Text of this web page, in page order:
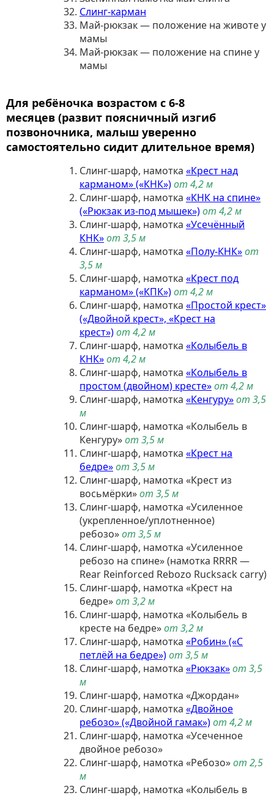
Слинг-карман
Май-рюкзак — положение на животе у
мамы
Май-рюкзак — положение на спине у
мамы
Для ребёночка возрастом с 6-8
месяцев (развит поясничный изгиб
позвоночника, малыш уверенно
самостоятельно сидит длительное время)
Слинг-шарф, намотка «Крест над
карманом» («КНК»)от 4,2 м
Слинг-шарф, намотка «КНК на спине»
(«Рюкзак из-под мышек»)от 4,2 м
Слинг-шарф, намотка «Усечённый
КНК»от 3,5 м
Слинг-шарф, намотка «Полу-КНК»от
3,5 м
Слинг-шарф, намотка «Крест под
карманом» («КПК»)от 4,2 м
Слинг-шарф, намотка «Простой крест»
(«Двойной крест», «Крест на
крест»)от 4,2 м
Слинг-шарф, намотка «Колыбель в
КНК»от 4,2 м
Слинг-шарф, намотка «Колыбель в
простом (двойном) кресте»от 4,2 м
Слинг-шарф, намотка «Кенгуру»от 3,5
м
Слинг-шарф, намотка «Колыбель в
Кенгуру»от 3,5 м
Слинг-шарф, намотка «Крест на
бедре»от 3,5 м
Слинг-шарф, намотка «Крест из
восьмёрки»от 3,5 м
Слинг-шарф, намотка «Усиленное
(укрепленное/уплотненное)
ребозо»от 3,5 м
Слинг-шарф, намотка «Усиленное
ребозо на спине» (намотка RRRR —
Rear Reinforced Rebozo Rucksack carry)
Слинг-шарф, намотка «Крест на
бедре»от 3,2 м
Слинг-шарф, намотка «Колыбель в
кресте на бедре»от 3,2 м
Слинг-шарф, намотка «Робин» («С
петлёй на бедре»)от 3,5 м
Слинг-шарф, намотка «Рюкзак»от 3,5
м
Слинг-шарф, намотка «Джордан»
Слинг-шарф, намотка «Двойное
ребозо» («Двойной гамак»)от 4,2 м
Слинг-шарф, намотка «Усеченное
двойное ребозо»
Слинг-шарф, намотка «Ребозо»от 2,5
м
Слинг-шарф, намотка «Колыбель в